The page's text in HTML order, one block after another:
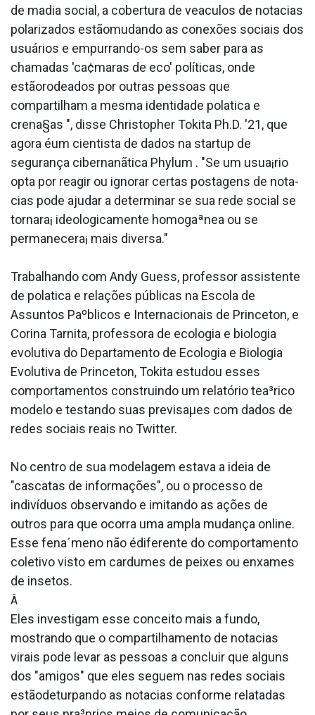
de ma­dia social, a cobertura de vea­culos de nota­cias
polarizados estãomudando as conexões sociais dos
usuários e empurrando-os sem saber para as
chamadas 'ca¢maras de eco' políticas, onde
estãorodeados por outras pessoas que
compartilham a mesma identidade pola­tica e
crena§as ", disse Christopher Tokita Ph.D. '21, que
agora éum cientista de dados na startup de
segurança cibernanãtica Phylum . "Se um usua¡rio
opta por reagir ou ignorar certas postagens de nota­
cias pode ajudar a determinar se sua rede social se
tornara¡ ideologicamente homogaªnea ou se
permanecera¡ mais diversa."
Trabalhando com Andy Guess, professor assistente
de pola­tica e relações públicas na Escola de
Assuntos Paºblicos e Internacionais de Princeton, e
Corina Tarnita, professora de ecologia e biologia
evolutiva do Departamento de Ecologia e Biologia
Evolutiva de Princeton, Tokita estudou esses
comportamentos construindo um relatório tea³rico
modelo e testando suas previsaµes com dados de
redes sociais reais no Twitter.
No centro de sua modelagem estava a ideia de
"cascatas de informações", ou o processo de
indivíduos observando e imitando as ações de
outros para que ocorra uma ampla mudança online.
Esse fena´meno não édiferente do comportamento
coletivo visto em cardumes de peixes ou enxames
de insetos.
Â
Eles investigam esse conceito mais a fundo,
mostrando que o compartilhamento de nota­cias
virais pode levar as pessoas a concluir que alguns
dos "amigos" que eles seguem nas redes sociais
estãodeturpando as nota­cias conforme relatadas